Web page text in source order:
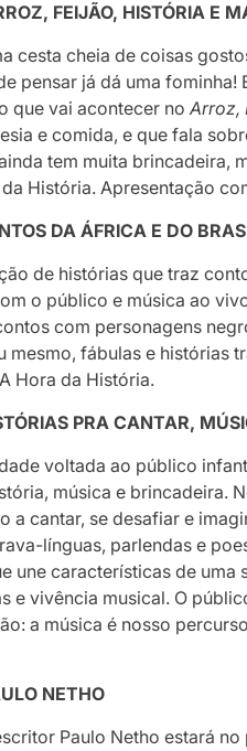
FEIJÃO, HISTÓRIA E
cesta cheia de coisas
pensar já dá uma
que vai acontecer noArroz,
e comida, e que fala
tem muita brincadeira,
História. Apresentação
DA ÁFRICA E DO
de histórias que traz
o público e música ao
com personagens
mesmo, fábulas e histórias
Hora da História.
PRA CANTAR,
voltada ao público
música e brincadeira.
a cantar, se desafiar e
línguas, parlendas e
une características de uma
e vivência musical. O
a música é nosso
NETHO
Paulo Netho estará